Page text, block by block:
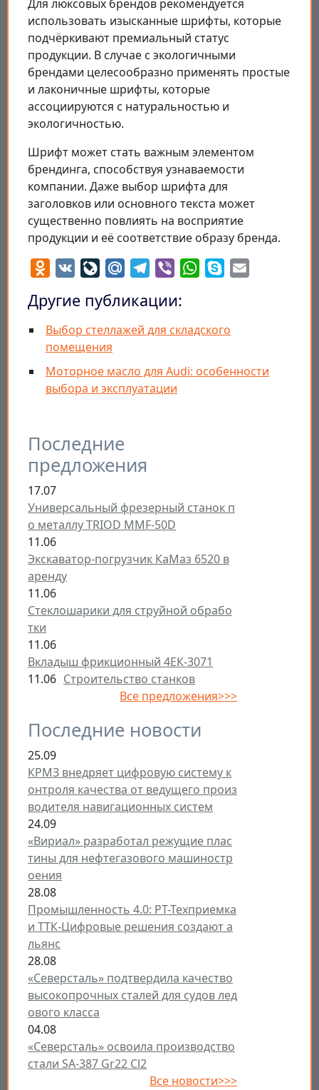
Последние
предложения
17.07
Универсальный фрезерный станок п
о металлу TRIOD MMF-50D
11.06
Экскаватор-погрузчик КаМаз 6520 в
аренду
11.06
Стеклошарики для струйной обрабо
тки
11.06
Вкладыш фрикционный 4ЕК-3071
11.06 Строительство станков
Все предложения>>>
Последние новости
25.09
КРМЗ внедряет цифровую систему к
онтроля качества от ведущего произ
водителя навигационных систем
24.09
«Вириал» разработал режущие плас
тины для нефтегазового машиностр
оения
28.08
Промышленность 4.0: РТ-Техприемка
и ТТК-Цифровые решения создают а
льянс
28.08
«Северсталь» подтвердила качество
высокопрочных сталей для судов лед
ового класса
04.08
«Северсталь» освоила производство
стали SA-387 Gr22 Cl2
Все новости>>>
Для люксовых брендов рекомендуется
использовать изысканные шрифты, которые
подчёркивают премиальный статус
продукции. В случае с экологичными
брендами целесообразно применять простые
и лаконичные шрифты, которые
ассоциируются с натуральностью и
экологичностью.
Шрифт может стать важным элементом
брендинга, способствуя узнаваемости
компании. Даже выбор шрифта для
заголовков или основного текста может
существенно повлиять на восприятие
продукции и её соответствие образу бренда.
Odnoklassniki
VK LiveJournal
Mail.RuTelegram
Viber WhatsApp
Skype
Другие публикации:
Выбор стеллажей для складского
помещения
Моторное масло для Audi: особенности
выбора и эксплуатации